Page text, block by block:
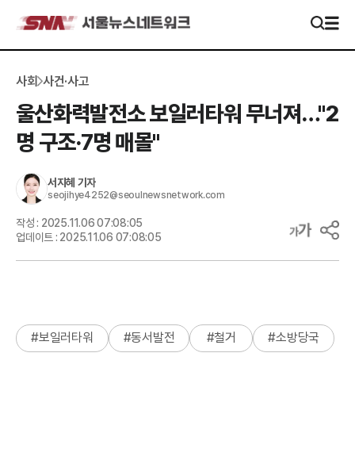
사회 사건·사고
울산화력발전소 보일러타워 무너져…"2
명 구조·7명 매몰"
서지혜 기자
seojihye4252@seoulnewsnetwork.com
작성 : 2025.11.06 07:08:05
업데이트 : 2025.11.06 07:08:05
#보일러타워 #동서발전 #철거 #소방당국